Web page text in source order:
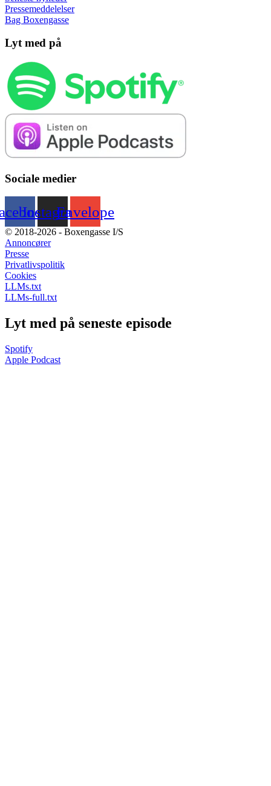
Pressemeddelelser
Bag Boxengasse
Lyt med på
Sociale medier
InstagramEnvelope
© 2018-2026 - Boxengasse I/S
Annoncører
Presse
Privatlivspolitik
Cookies
LLMs.txt
LLMs-full.txt
Lyt med på seneste episode
Spotify
Apple Podcast